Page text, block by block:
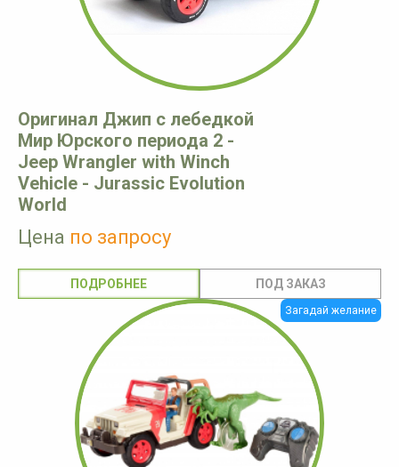
Оригинал Джип с лебедкой
Мир Юрского периода 2 -
Jeep Wrangler with Winch
Vehicle - Jurassic Evolution
World
Цена по запросу
ПОДРОБНЕЕ
Загадай желание